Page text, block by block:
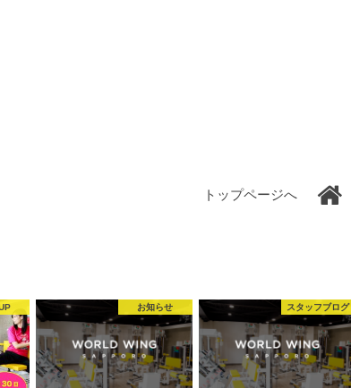
トップページへ
お知らせ スタッフブログ